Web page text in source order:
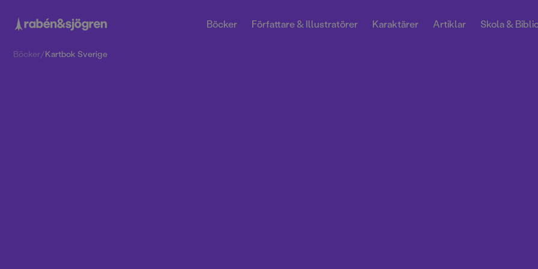
Böcker Författare & Illustratörer Karaktärer Artiklar Skola &
Böcker/Kartbok Sverige